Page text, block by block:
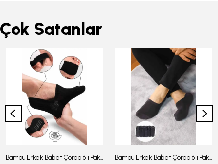
Çok Satanlar
Bambu Erkek Babet Çorap 6'lı Paket - J-03 Bambu Erkek Babet Çorap 6'lı Paket -J-08